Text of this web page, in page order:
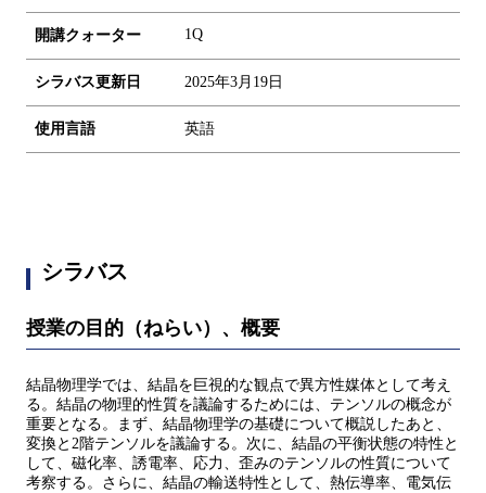
開講クォーター 1Q
シラバス更新日 2025年3月19日
使用言語 英語
シラバス
授業の目的（ねらい）、概要
結晶物理学では、結晶を巨視的な観点で異方性媒体として考え
る。結晶の物理的性質を議論するためには、テンソルの概念が
重要となる。まず、結晶物理学の基礎について概説したあと、
変換と2階テンソルを議論する。次に、結晶の平衡状態の特性と
して、磁化率、誘電率、応力、歪みのテンソルの性質について
考察する。さらに、結晶の輸送特性として、熱伝導率、電気伝